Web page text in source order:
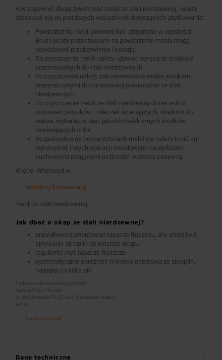
Aby zapewnić długą żywotność mebli ze stali nierdzewnej, należy
stosować się do poniższych wskazówek dotyczących użytkowania:
Powierzchnie mebli powinny być utrzymane w czystości.
Brud i osady pozostawione na powierzchni mebla mogą
powodować przebarwienia i korozję.
Do czyszczenia mebli należy używać wyłącznie środków
przeznaczonych do stali nierdzewnych.
Po czyszczeniu należy zakonserwować meble środkami
przeznaczonymi do konserwacji powierzchni ze stali
nierdzewnych.
Do czyszczenia mebli ze stali nierdzewnych nie wolno
stosować proszków i mleczek ścierających, środków do
srebra, wybielaczy oraz jakichkolwiek innych środków
zawierających chlor.
Bezpośrednio na powierzchniach mebli nie należy kroić ani
wykonywać innych operacji metalowymi narzędziami
kuchennymi mogącymi uszkodzić warstwę pasywną.
Więcej informacji w
instrukcji konserwacji
mebli ze stali nierdzewnej
Jak dbać o okap ze stali nierdzewnej?
prawidłowo zamontować łapacze tłuszczu, aby umożliwić
spływanie skroplin do wnętrza okapu
regularnie myć łapacze tłuszczu
systematycznie opróżniać rynienkę ociekową ze skroplin,
najlepiej co kilka dni
Podmiot odpowiedzialny (GPSR):
Nazwa firmy: XXLinox
ul. Grzybowska 78, 00-844 Warszawa, Poland
e-mail:
[email protected]
Dane techniczne